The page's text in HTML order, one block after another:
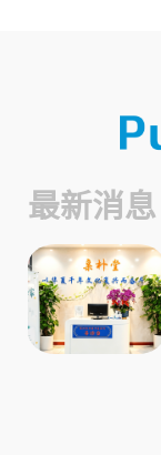
最新消息